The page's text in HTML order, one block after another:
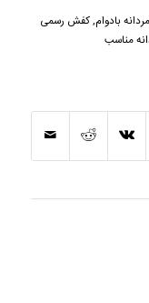
بادوام,کفش رسمی
مناسب